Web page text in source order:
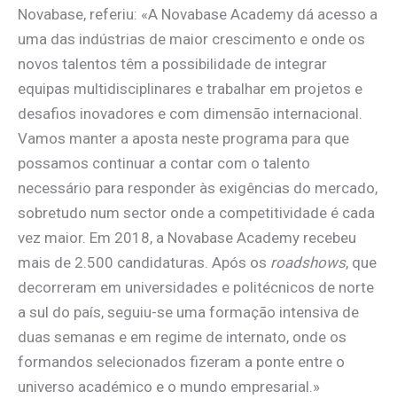
Novabase, referiu: «A Novabase Academy dá acesso a
uma das indústrias de maior crescimento e onde os
novos talentos têm a possibilidade de integrar
equipas multidisciplinares e trabalhar em projetos e
desafios inovadores e com dimensão internacional.
Vamos manter a aposta neste programa para que
possamos continuar a contar com o talento
necessário para responder às exigências do mercado,
sobretudo num sector onde a competitividade é cada
vez maior. Em 2018, a Novabase Academy recebeu
mais de 2.500 candidaturas. Após os roadshows, que
decorreram em universidades e politécnicos de norte
a sul do país, seguiu-se uma formação intensiva de
duas semanas e em regime de internato, onde os
formandos selecionados fizeram a ponte entre o
universo académico e o mundo empresarial.»